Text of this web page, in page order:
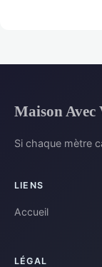
Maison Avec
Si chaque mètre
LIENS
Accueil
LÉGAL